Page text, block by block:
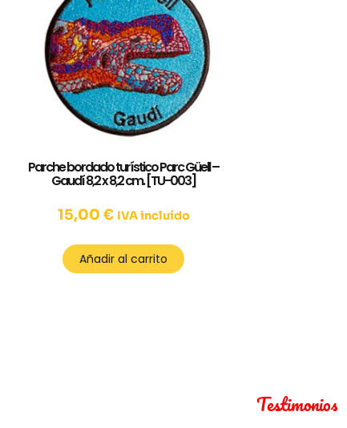
Parche bordado turístico Parc Güell –
Gaudí 8,2 x 8,2 cm. [TU-003]
15,00 € IVA incluído
Añadir al carrito
Testimonios